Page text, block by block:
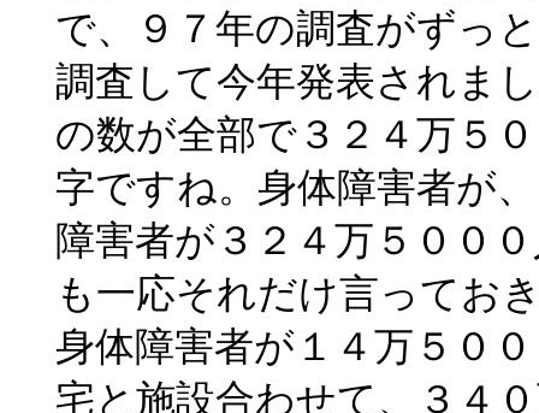
で、９７年の調査がずっ
調査して今年発表されま
の数が全部で３２４万５
字ですね。身体障害者が
障害者が３２４万５００
も一応それだけ言ってお
身体障害者が１４万５０
宅と施設合わせて、３４